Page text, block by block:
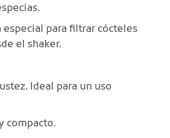
especial para filtrar cócteles
el shaker.
Ideal para un uso
compacto.